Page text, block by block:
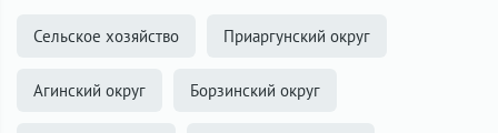
Сельское хозяйство Приаргунский округ
Агинский округ Борзинский округ